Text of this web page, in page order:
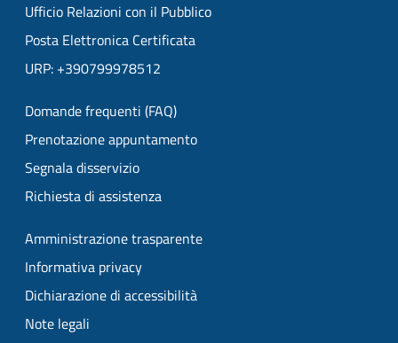
Ufficio Relazioni con il Pubblico
Posta Elettronica Certificata
URP: +390799978512
Domande frequenti (FAQ)
Prenotazione appuntamento
Segnala disservizio
Richiesta di assistenza
Amministrazione trasparente
Informativa privacy
Dichiarazione di accessibilità
Note legali